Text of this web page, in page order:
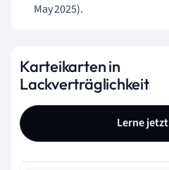
May 2025).
Karteikarten in
Lackverträglichkeit
Lerne jetzt